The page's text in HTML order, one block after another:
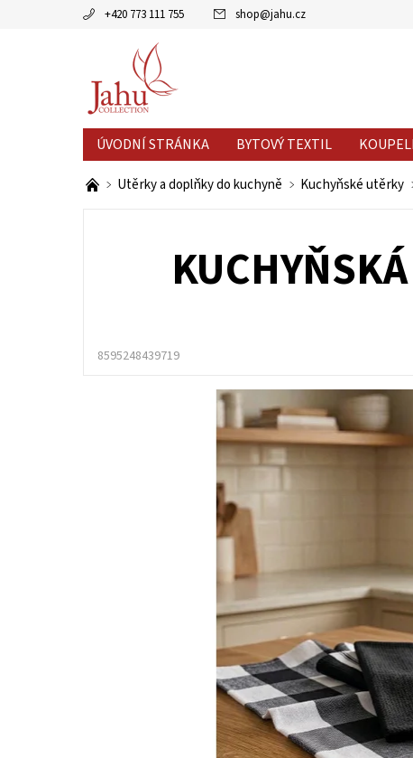
+420 773 111 755 shop@jahu.cz
ÚVODNÍ STRÁNKA BYTOVÝ TEXTIL
AKCE MĚSÍCE
VÝPRODEJ %
Utěrky a doplňky do kuchyně Kuchyňské utěrky
8595248439719